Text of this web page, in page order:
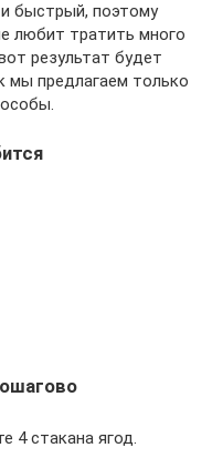
быстрый, поэтому
любит тратить много
результат будет
мы предлагаем только
4 стакана ягод.